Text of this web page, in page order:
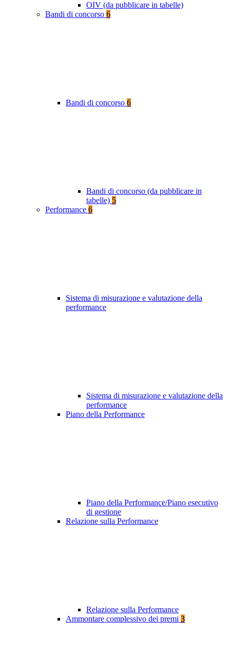
OIV (da pubblicare in tabelle)
Bandi di concorso 6
Bandi di concorso 6
Bandi di concorso (da pubblicare in
tabelle) 5
Performance 6
Sistema di misurazione e valutazione della
performance
Sistema di misurazione e valutazione della
performance
Piano della Performance
Piano della Performance/Piano esecutivo
di gestione
Relazione sulla Performance
Relazione sulla Performance
Ammontare complessivo dei premi 3